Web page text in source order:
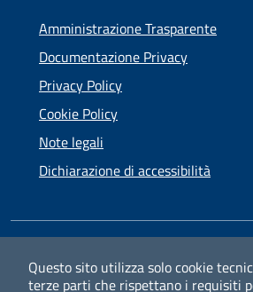
Questo sito utilizza solo cookie
terze parti che rispettano i requisiti
Amministrazione Trasparente
Documentazione Privacy
Privacy Policy
Cookie Policy
Note legali
Dichiarazione di accessibilità
FacebookInstagram